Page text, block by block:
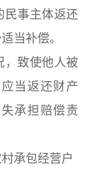
民事主体返还
当补偿。
致使他人被
当返还财产
承担赔偿责
承包经营户